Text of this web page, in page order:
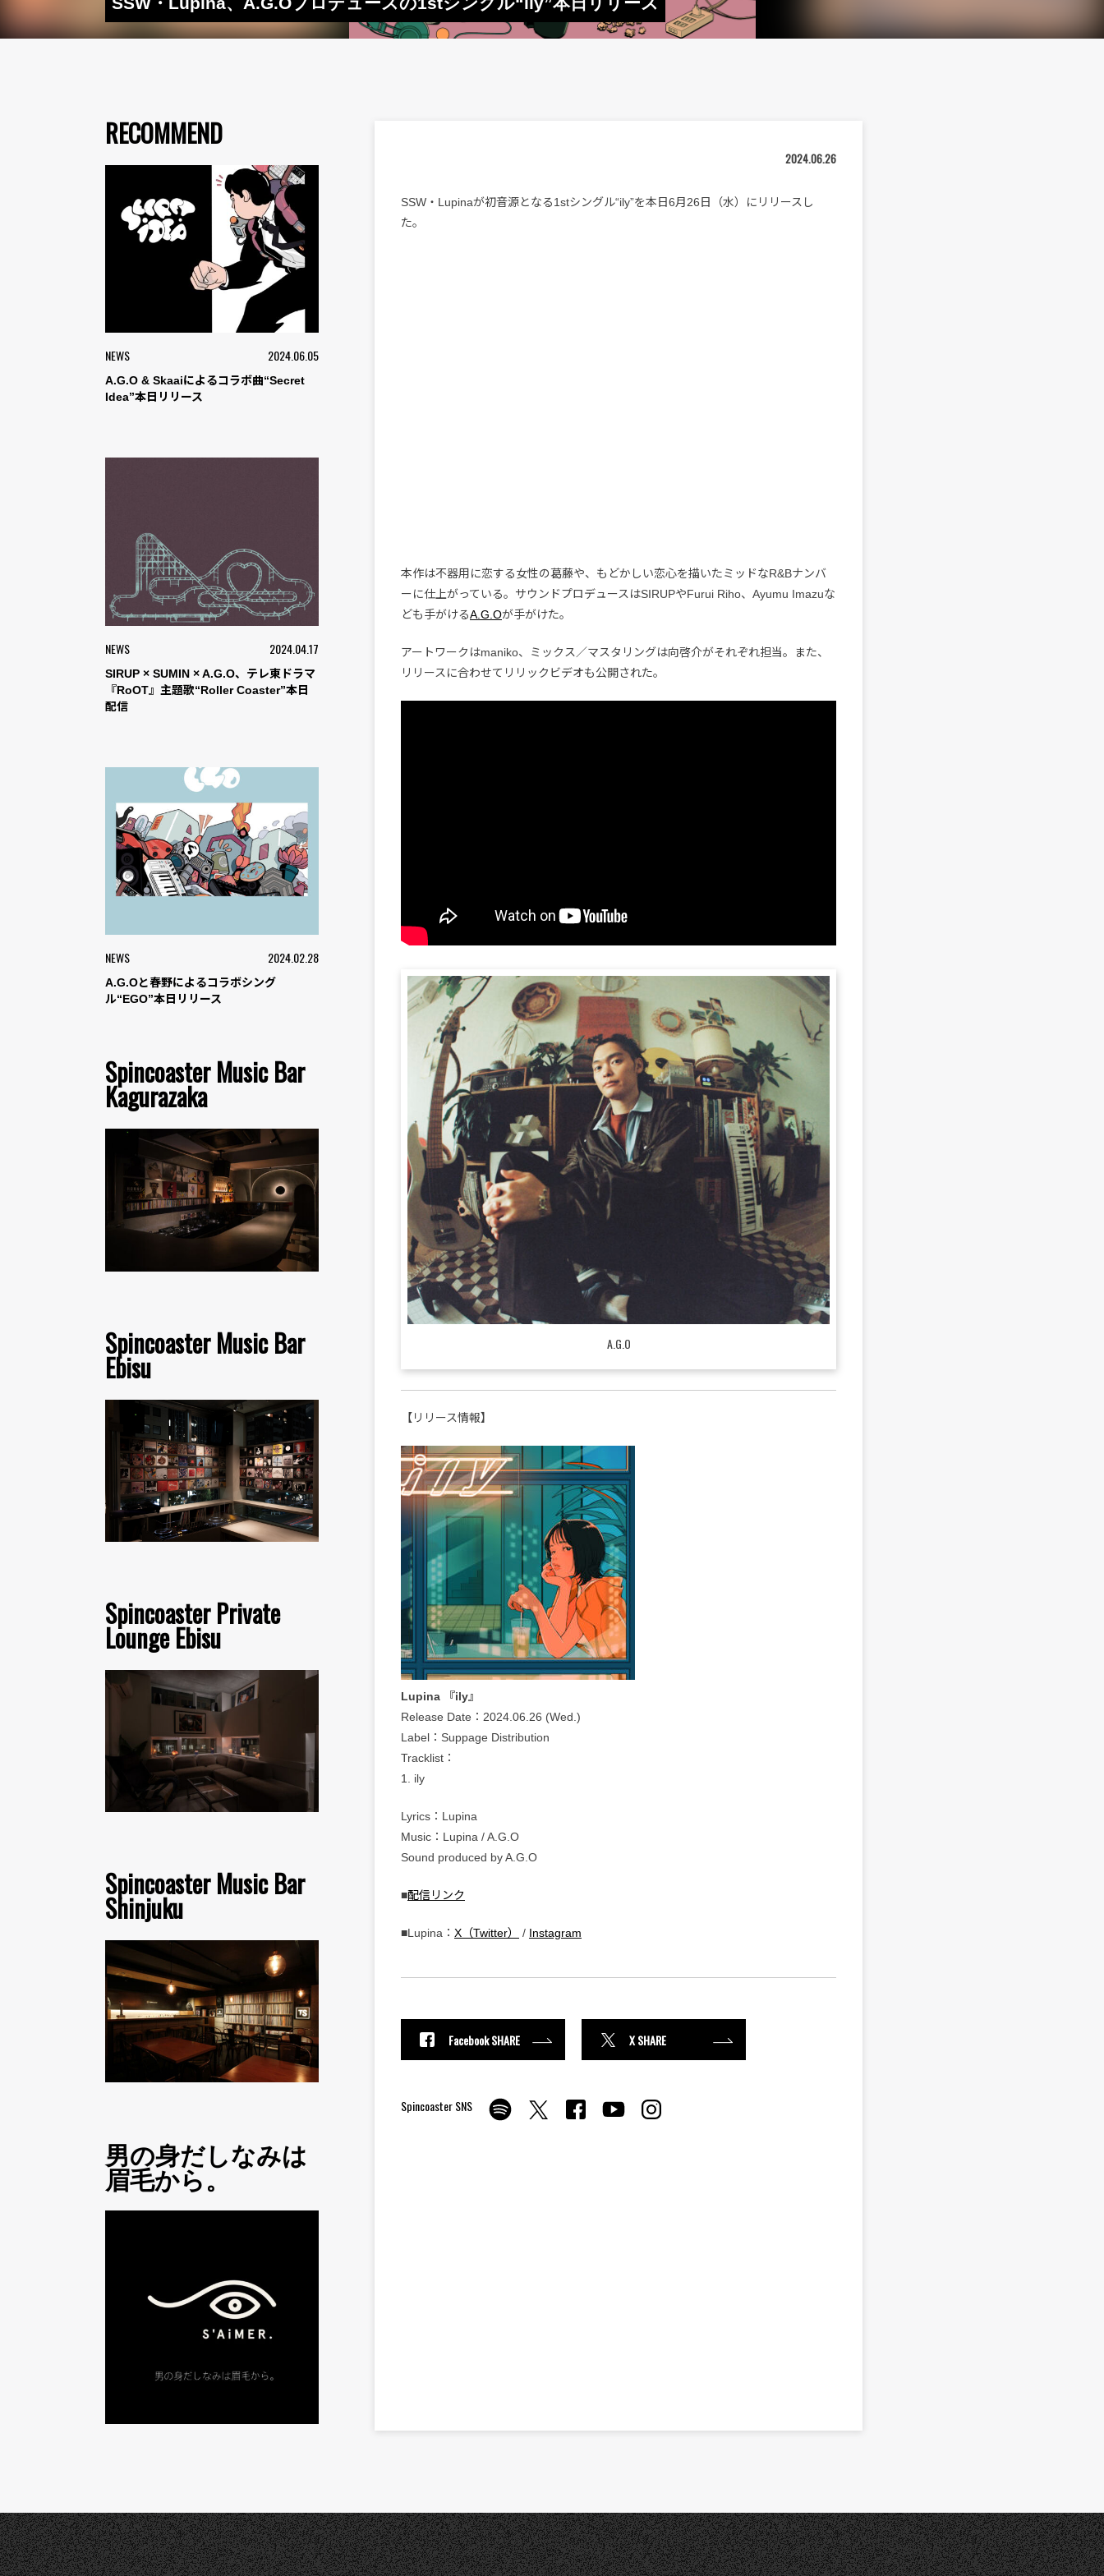
RECOMMEND
NEWS 2024.06.05
A.G.O & Skaaiによるコラボ曲“Secret
Idea”本日リリース
NEWS 2024.04.17
SIRUP × SUMIN × A.G.O、テレ東ドラマ
『RoOT』主題歌“Roller Coaster”本日
配信
NEWS 2024.02.28
A.G.Oと春野によるコラボシング
ル“EGO”本日リリース
Spincoaster Music Bar
Kagurazaka
Spincoaster Music Bar
Ebisu
Spincoaster Private
Lounge Ebisu
Spincoaster Music Bar
Shinjuku
男の身だしなみは
眉毛から。
2024.06.26
SSW・Lupinaが初音源となる1stシングル“ily”を本日6月26日（水）にリリースし
た。
本作は不器用に恋する女性の葛藤や、もどかしい恋心を描いたミッドなR&Bナンバ
ーに仕上がっている。サウンドプロデュースはSIRUPやFurui Riho、Ayumu Imazuな
ども手がけるA.G.Oが手がけた。
アートワークはmaniko、ミックス／マスタリングは向啓介がそれぞれ担当。また、
リリースに合わせてリリックビデオも公開された。
A.G.O
【リリース情報】
Lupina 『ily』
Release Date：2024.06.26 (Wed.)
Label：Suppage Distribution
Tracklist：
1. ily
Lyrics：Lupina
Music：Lupina / A.G.O
Sound produced by A.G.O
■配信リンク
■Lupina： X（Twitter） / Instagram
Facebook SHARE X SHARE
Spincoaster SNS